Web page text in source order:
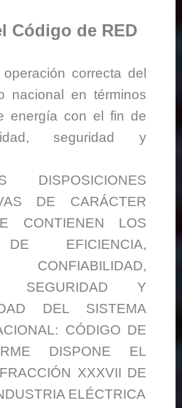
Código de RED
correcta del
nacional en términos
energía con el fin de
seguridad y
DISPOSICIONES
DE CARÁCTER
CONTIENEN LOS
DE EFICIENCIA,
SEGURIDAD Y
DEL SISTEMA
CÓDIGO DE
DISPONE EL
XXXVII DE
ELÉCTRICA